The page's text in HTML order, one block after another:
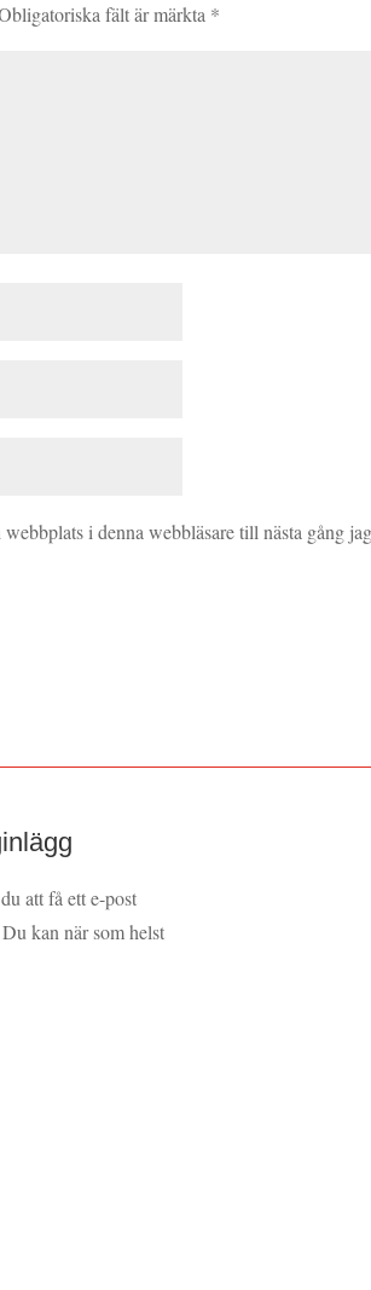
fält är märkta *
i denna webbläsare till nästa gång
att få ett e-post
kan när som helst